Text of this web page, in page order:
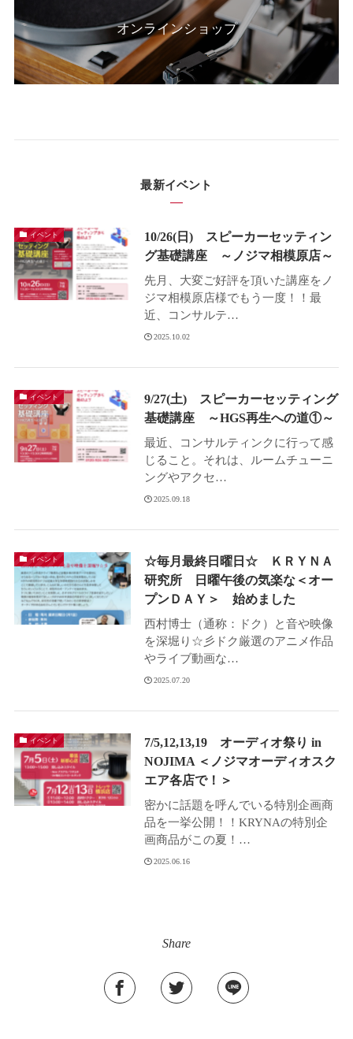
オンラインショップ
最新イベント
イベント
10/26(日) スピーカーセッティン
グ基礎講座 ～ノジマ相模原店～
先月、大変ご好評を頂いた講座をノ
ジマ相模原店様でもう一度！！最
近、コンサルテ…
2025.10.02
イベント
9/27(土) スピーカーセッティング
基礎講座 ～HGS再生への道①～
最近、コンサルティンクに行って感
じること。それは、ルームチューニ
ングやアクセ…
2025.09.18
イベント
☆毎月最終日曜日☆ ＫＲＹＮＡ
研究所 日曜午後の気楽な＜オー
プンＤＡＹ＞ 始めました
西村博士（通称：ドク）と音や映像
を深堀り☆彡ドク厳選のアニメ作品
やライブ動画な…
2025.07.20
イベント
7/5,12,13,19 オーディオ祭り in
NOJIMA ＜ノジマオーディオスク
エア各店で！＞
密かに話題を呼んでいる特別企画商
品を一挙公開！！KRYNAの特別企
画商品がこの夏！…
2025.06.16
Share